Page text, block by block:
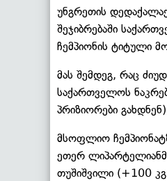
უნგრეთის
შეჯიბრებაში
ჩემპიონის ტიტული
მას შემდეგ, რაც
საქართველოს
პრიზიორები
მსოფლიო
ეთერ
თუშიშვილი (+100